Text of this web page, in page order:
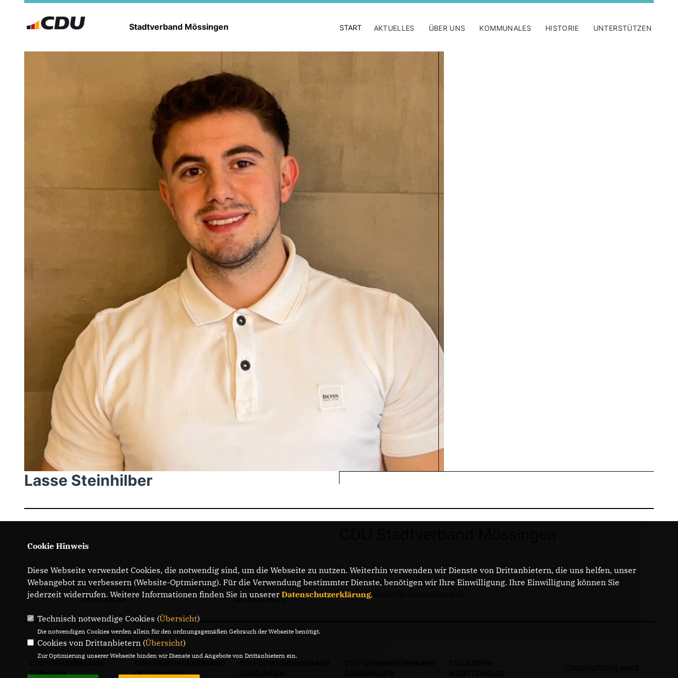
Stadtverband Mössingen START AKTUELLES ÜBER UNS KOMMUNALES HISTORIE UNTERSTÜTZEN
Lasse Steinhilber
IMPRESSUM DATENSCHUTZ
Rotdornweg 10
72116 Mössingen
E-Mail: info@cdu-moessingen.de
TÜBINGEN
OFTERDINGEN
Cookie Hinweis
Diese Webseite verwendet Cookies, die notwendig sind, um die Webseite zu nutzen. Weiterhin verwenden wir Dienste von Drittanbietern, die uns helfen, unser
Webangebot zu verbessern (Website-Optmierung). Für die Verwendung bestimmter Dienste, benötigen wir Ihre Einwilligung. Ihre Einwilligung können Sie
jederzeit widerrufen. Weitere Informationen finden Sie in unserer Datenschutzerklärung.
Technisch notwendige Cookies (Übersicht)
Die notwendigen Cookies werden allein für den ordnungsgemäßen Gebrauch der Webseite benötigt.
Cookies von Drittanbietern (Übersicht)
Zur Optimierung unserer Webseite binden wir Dienste und Angebote von Drittanbietern ein.